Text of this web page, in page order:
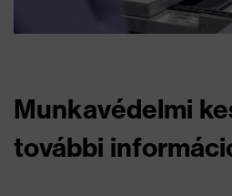
Munkavédelmi
további